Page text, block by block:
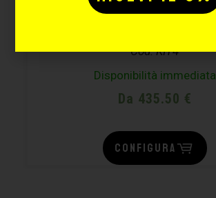
KIT TATTOO
Cod. KIT4
Disponibilità immediata
Da 435.50 €
CONFIGURA